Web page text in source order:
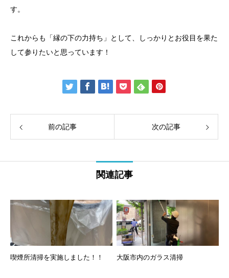
す。
これからも「縁の下の力持ち」として、しっかりとお役目を果た
して参りたいと思っています！
前の記事 次の記事
関連記事
喫煙所清掃を実施しました！！ 大阪市内のガラス清掃